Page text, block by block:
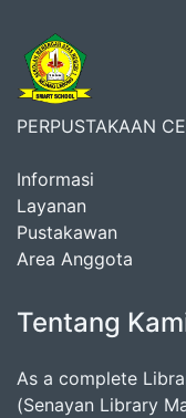
PERPUSTAKAAN
Informasi
Layanan
Pustakawan
Area Anggota
Tentang
As a complete
(Senayan Library